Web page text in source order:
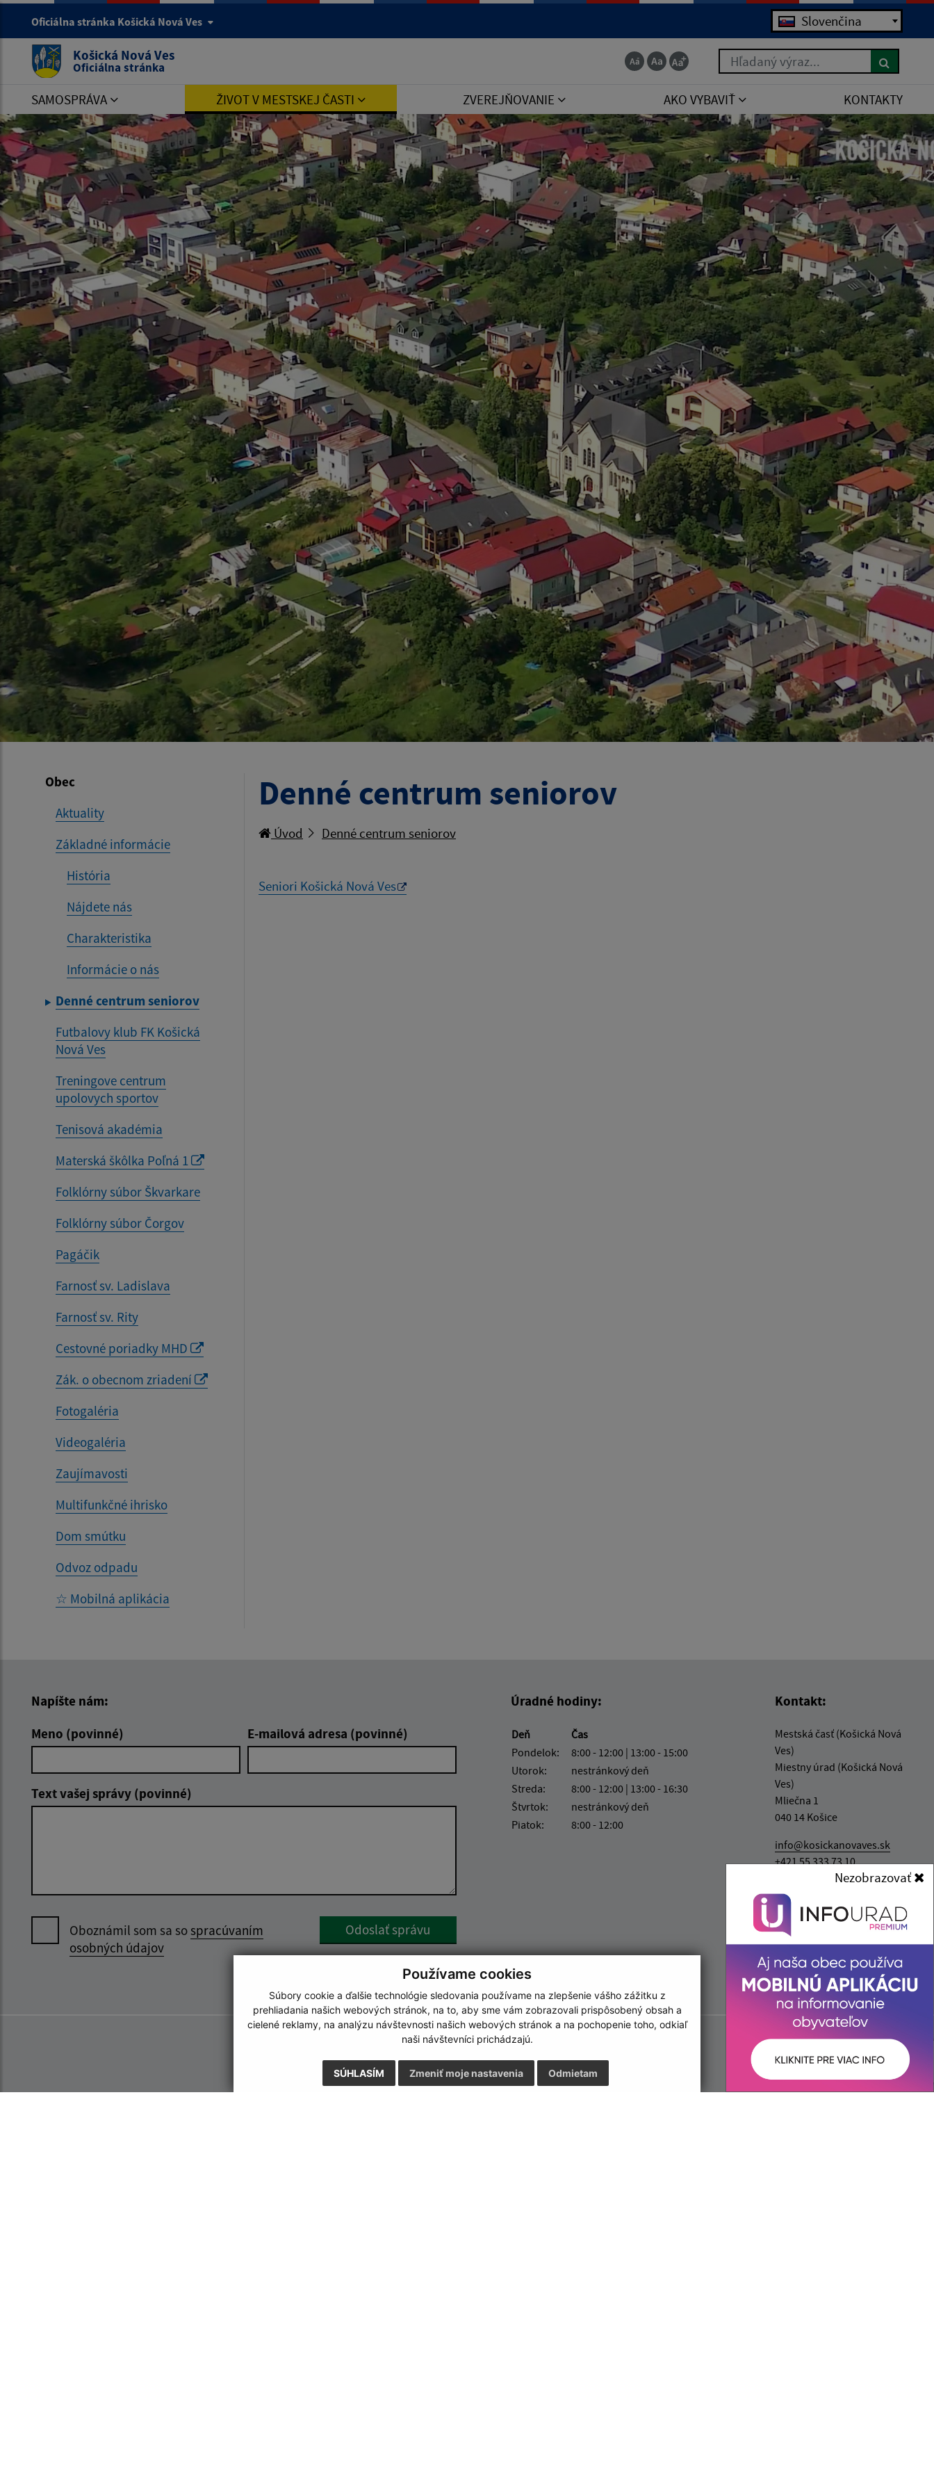
Používame cookies
Súbory cookie a ďalšie technológie sledovania používame na zlepšenie vášho zážitku z
prehliadania našich webových stránok, na to, aby sme vám zobrazovali prispôsobený obsah a
cielené reklamy, na analýzu návštevnosti našich webových stránok a na pochopenie toho, odkiaľ
naši návštevníci prichádzajú.
SÚHLASÍM Odmietam
Zmeniť moje nastavenia
Oficiálna stránka Košická Nová Ves Slovenčina
Košická Nová Ves
Oficiálna stránka
Hľadaný výraz...
SAMOSPRÁVA ŽIVOT V MESTSKEJ ČASTI ZVEREJŇOVANIE AKO VYBAVIŤ KONTAKTY
Obec
Aktuality
Základné informácie
História
Nájdete nás
Charakteristika
Informácie o nás
Denné centrum seniorov
Futbalovy klub FK Košická
Nová Ves
Treningove centrum
upolovych sportov
Tenisová akadémia
Materská škôlka Poľná 1
Folklórny súbor Škvarkare
Folklórny súbor Čorgov
Pagáčik
Farnosť sv. Ladislava
Farnosť sv. Rity
Cestovné poriadky MHD
Zák. o obecnom zriadení
Fotogaléria
Videogaléria
Zaujímavosti
Multifunkčné ihrisko
Dom smútku
Odvoz odpadu
☆ Mobilná aplikácia
Denné centrum seniorov
Úvod Denné centrum seniorov
Seniori Košická Nová Ves
Napíšte nám:
Meno (povinné)
E-mailová adresa (povinné)
Text vašej správy (povinné)
Oboznámil som sa sospracúvaním
osobných údajov
Odoslať správu
Úradné hodiny:
Deň
Čas
Pondelok:
8:00 - 12:00 | 13:00 - 15:00
Utorok:
nestránkový deň
Streda:
8:00 - 12:00 | 13:00 - 16:30
Štvrtok:
nestránkový deň
Piatok:
8:00 - 12:00
Kontakt:
Mestská časť (Košická Nová
Ves)
Miestny úrad (Košická Nová
Ves)
Mliečna 1
040 14 Košice
info@kosickanovaves.sk
+421 55 333 73 10
Nezobrazovať